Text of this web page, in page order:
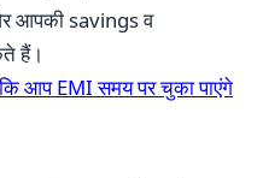
आपकी savings व
हैं।
आप EMI समय पर चुका पाएंगे